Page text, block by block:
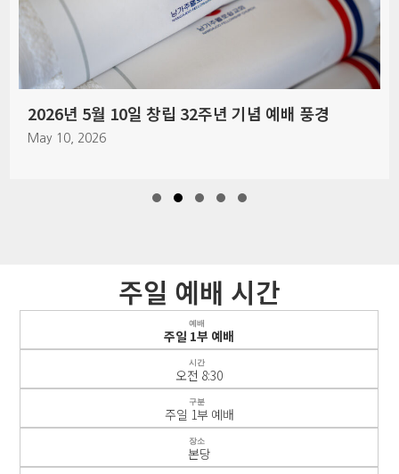
2026년 5월 10일 창립 32주년 기념 예배 풍경
May 10, 2026
주일 예배 시간
예배
주일 1부 예배
시간
오전 8:30
구분
주일 1부 예배
장소
본당